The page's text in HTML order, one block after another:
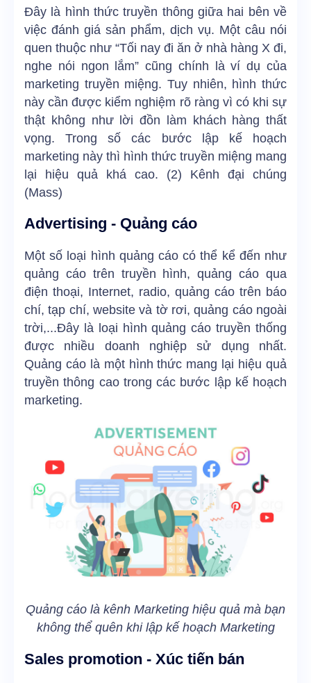
Đây là hình thức truyền thông giữa hai bên về
việc đánh giá sản phẩm, dịch vụ. Một câu nói
quen thuộc như “Tối nay đi ăn ở nhà hàng X đi,
nghe nói ngon lắm” cũng chính là ví dụ của
marketing truyền miệng. Tuy nhiên, hình thức
này cần được kiểm nghiệm rõ ràng vì có khi sự
thật không như lời đồn làm khách hàng thất
vọng. Trong số các bước lập kế hoạch
marketing này thì hình thức truyền miệng mang
lại hiệu quả khá cao. (2) Kênh đại chúng
(Mass)
Advertising - Quảng cáo
Một số loại hình quảng cáo có thể kể đến như
quảng cáo trên truyền hình, quảng cáo qua
điện thoại, Internet, radio, quảng cáo trên báo
chí, tạp chí, website và tờ rơi, quảng cáo ngoài
trời,...Đây là loại hình quảng cáo truyền thống
được nhiều doanh nghiệp sử dụng nhất.
Quảng cáo là một hình thức mang lại hiệu quả
truyền thông cao trong các bước lập kế hoạch
marketing.
Quảng cáo là kênh Marketing hiệu quả mà bạn
không thể quên khi lập kế hoạch Marketing
Sales promotion - Xúc tiến bán